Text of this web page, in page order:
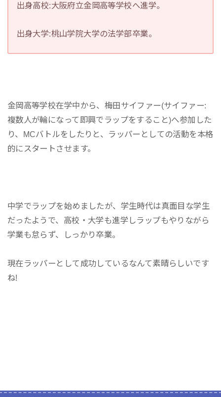
出身高校:大阪府立金岡高等学校へ進学。
出身大学:桃山学院大学の法学部卒業。
金岡高等学校在学中から、梅田サイファー(サイファー:
複数人が輪になって即興でラップをすること)へ参加した
り、MCバトルをしたりと、ラッパーとしての活動を本格
的にスタートさせます。
中学でラップを始めましたが、学生時代は真面目な学生
だったようで、高校・大学も進学しラップもやりながら
学業も怠らず、しっかり卒業。
現在ラッパーとして成功しているなんて素晴らしいです
ね!